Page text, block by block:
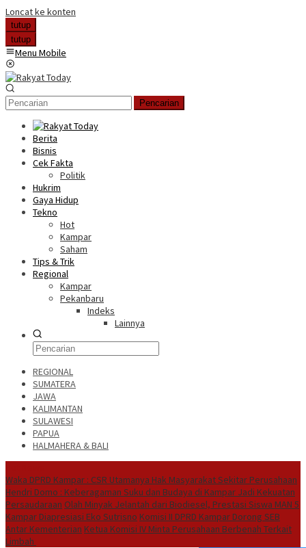
Loncat ke konten
tutup
tutup
Menu Mobile
Pencarian
Berita
Bisnis
Cek Fakta
Politik
Hukrim
Gaya Hidup
Tekno
Hot
Kampar
Saham
Tips & Trik
Regional
Kampar
Pekanbaru
Indeks
Lainnya
REGIONAL
SUMATERA
JAWA
KALIMANTAN
SULAWESI
PAPUA
HALMAHERA & BALI
Waka DPRD Kampar : CSR Utamanya Hak Masyarakat Sekitar Perusahaan
Hendri Domo : Keberagaman Suku dan Budaya di Kampar Jadi Kekuatan
Persaudaraan Olah Minyak Jelantah dari Biodiesel, Prestasi Siswa MAN 5
Kampar Diapresiasi Eko Sutrisno Komisi II DPRD Kampar Dorong SEB
Antar Kementerian Ketua Komisi IV Minta Perusahaan Berbenah Terkait
Limbah